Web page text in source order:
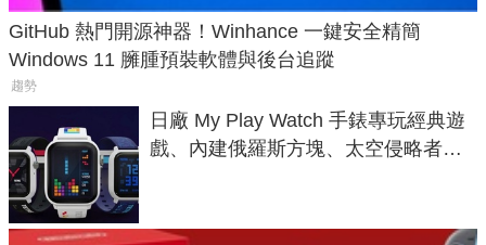
GitHub 熱門開源神器！Winhance 一鍵安全精簡
Windows 11 臃腫預裝軟體與後台追蹤
趨勢
日廠 My Play Watch 手錶專玩經典遊
戲、內建俄羅斯方塊、太空侵略者，